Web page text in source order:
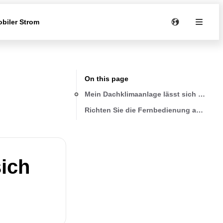
Strom
On this page
Mein Dachklimaanlage lässt sich nicht
Richten Sie die Fernbedienung auf das